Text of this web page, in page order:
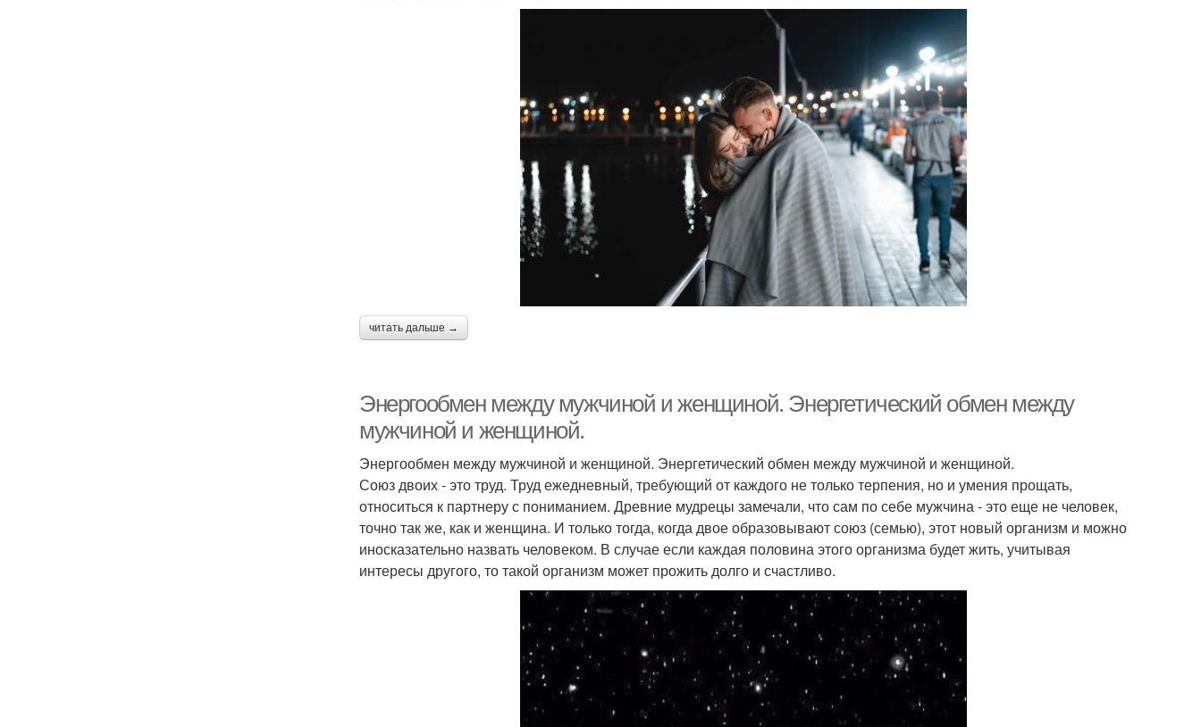
читать дальше →
Энергообмен между мужчиной и женщиной. Энергетический обмен между
мужчиной и женщиной.
Энергообмен между мужчиной и женщиной. Энергетический обмен между мужчиной и женщиной.
Союз двоих - это труд. Труд ежедневный, требующий от каждого не только терпения, но и умения прощать,
относиться к партнеру с пониманием. Древние мудрецы замечали, что сам по себе мужчина - это еще не человек,
точно так же, как и женщина. И только тогда, когда двое образовывают союз (семью), этот новый организм и можно
иносказательно назвать человеком. В случае если каждая половина этого организма будет жить, учитывая
интересы другого, то такой организм может прожить долго и счастливо.